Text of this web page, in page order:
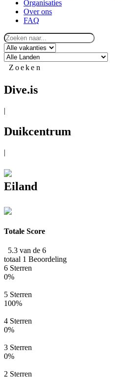
Organisaties
Over ons
FAQ
Zoeken
Dive.is
|
Duikcentrum
|
Eiland
Totale Score
5.3 van de 6
totaal 1 Beoordeling
6 Sterren
0%
5 Sterren
100%
4 Sterren
0%
3 Sterren
0%
2 Sterren